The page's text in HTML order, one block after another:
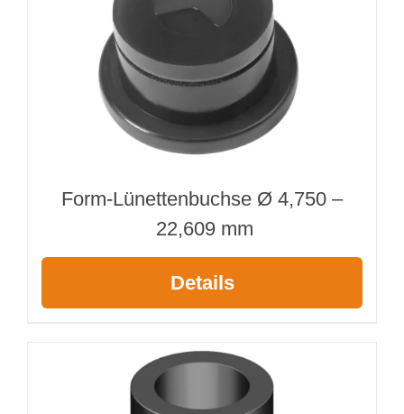
Menge
Form-Lünettenbuchse Ø 4,750 –
22,609 mm
Details